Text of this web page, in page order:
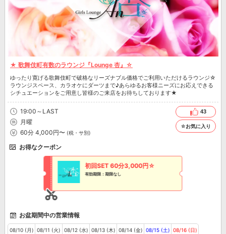
★ 歌舞伎町有数のラウンジ『Lounge 杏』☆
ゆったり寛げる歌舞伎町で破格なリーズナブル価格でご利用いただけるラウンジ☆
ラウンジスペース、カラオケにダーツまで♪あらゆるお客様ニーズにお応えできる
シチュエーションをご用意し皆様のご来店をお待ちしております★
19:00～LAST
月曜
60分 4,000円〜 (税・サ別)
43
☆お気に入り
お得なクーポン
初回SET 60分3,000円☆
有効期限：期限なし
お盆期間中の営業情報
08/10 (月) 08/11 (火) 08/12 (水) 08/13 (木) 08/14 (金) 08/15 (土) 08/16 (日)